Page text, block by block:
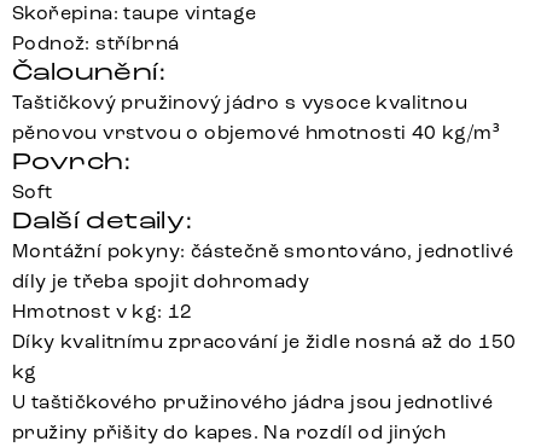
Skořepina: taupe vintage
Podnož: stříbrná
Čalounění:
Taštičkový pružinový jádro s vysoce kvalitnou
pěnovou vrstvou o objemové hmotnosti 40 kg/m³
Povrch:
Soft
Další detaily:
Montážní pokyny: částečně smontováno, jednotlivé
díly je třeba spojit dohromady
Hmotnost v kg: 12
Díky kvalitnímu zpracování je židle nosná až do 150
kg
U taštičkového pružinového jádra jsou jednotlivé
pružiny přišity do kapes. Na rozdíl od jiných